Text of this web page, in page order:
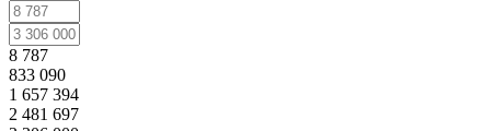
8 787
833 090
1 657 394
2 481 697